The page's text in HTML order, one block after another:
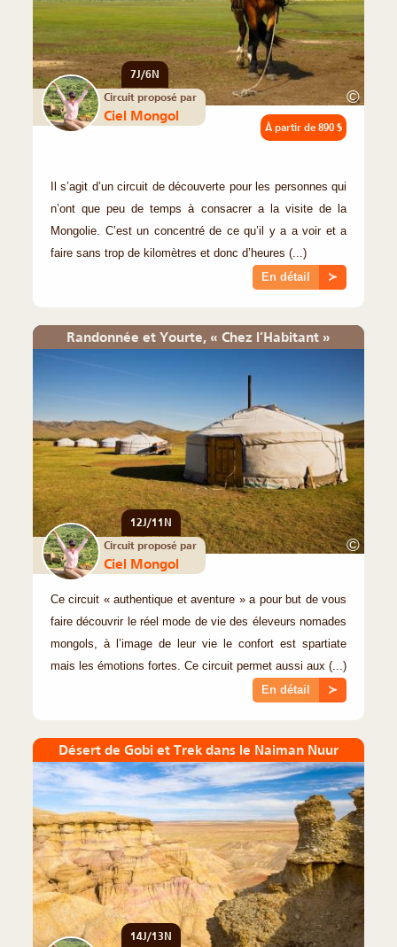
©
7J/6N
Circuit proposé par
Ciel Mongol
À partir de 890 $
Il s’agit d’un circuit de découverte pour les personnes qui
n’ont que peu de temps à consacrer a la visite de la
Mongolie. C’est un concentré de ce qu’il y a a voir et a
faire sans trop de kilomètres et donc d’heures (...)
En détail ≻
Randonnée et Yourte, « Chez l’Habitant »
©
12J/11N
Circuit proposé par
Ciel Mongol
Ce circuit « authentique et aventure » a pour but de vous
faire découvrir le réel mode de vie des éleveurs nomades
mongols, à l’image de leur vie le confort est spartiate
mais les émotions fortes. Ce circuit permet aussi aux (...)
En détail ≻
Désert de Gobi et Trek dans le Naiman Nuur
14J/13N